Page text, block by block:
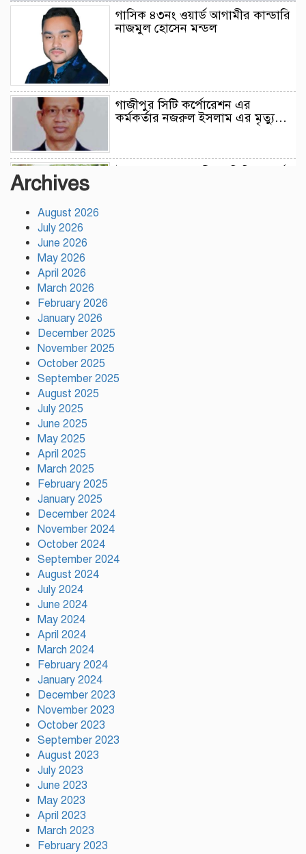
গাসিক ৪৩নং ওয়ার্ড আগামীর কান্ডারি
নাজমুল হোসেন মন্ডল
গাজীপুর সিটি কর্পোরেশন এর
কর্মকর্তার নজরুল ইসলাম এর মৃত্যু…
রাজবাড়ীতে স্টার্লিং সাবমেশিনগানসহ
দুই অস্ত্রধারী গ্রেপ্তার, ৩৪ রাউন্ড গুলি
Archives
August 2026
July 2026
June 2026
May 2026
April 2026
March 2026
February 2026
January 2026
December 2025
November 2025
October 2025
September 2025
August 2025
July 2025
June 2025
May 2025
April 2025
March 2025
February 2025
January 2025
December 2024
November 2024
October 2024
September 2024
August 2024
July 2024
June 2024
May 2024
April 2024
March 2024
February 2024
January 2024
December 2023
November 2023
October 2023
September 2023
August 2023
July 2023
June 2023
May 2023
April 2023
March 2023
February 2023